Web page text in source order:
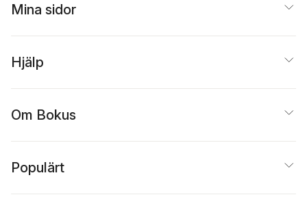
Mina sidor
Hjälp
Om Bokus
Populärt